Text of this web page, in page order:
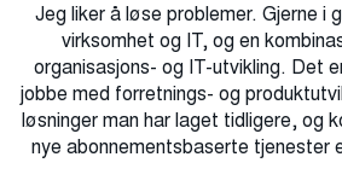
Jeg liker å løse problemer. Gjerne i
virksomhet og IT, og en
organisasjons- og IT-utvikling. Det
jobbe med forretnings- og
løsninger man har laget tidligere, og
nye abonnementsbaserte tjenester